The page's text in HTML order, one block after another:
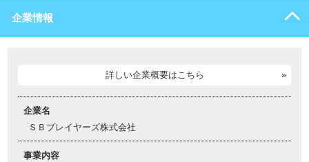
企業情報
詳しい企業概要はこちら
企業名
ＳＢプレイヤーズ株式会社
事業内容